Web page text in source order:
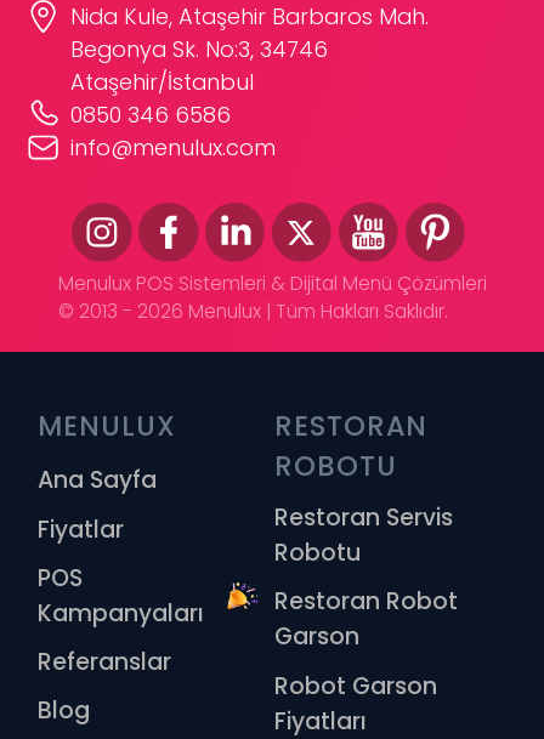
Menulux POS Sistemleri & Dijital Menü Çözümleri
© 2013 - 2026 Menulux | Tüm Hakları Saklıdır.
Nida Kule, Ataşehir Barbaros Mah.
Begonya Sk. No:3, 34746
Ataşehir/İstanbul
0850 346 6586
info@menulux.com
MENULUX
Ana Sayfa
Fiyatlar
POS
Kampanyaları
Referanslar
Blog
RESTORAN
ROBOTU
Restoran Servis
Robotu
Restoran Robot
Garson
Robot Garson
Fiyatları